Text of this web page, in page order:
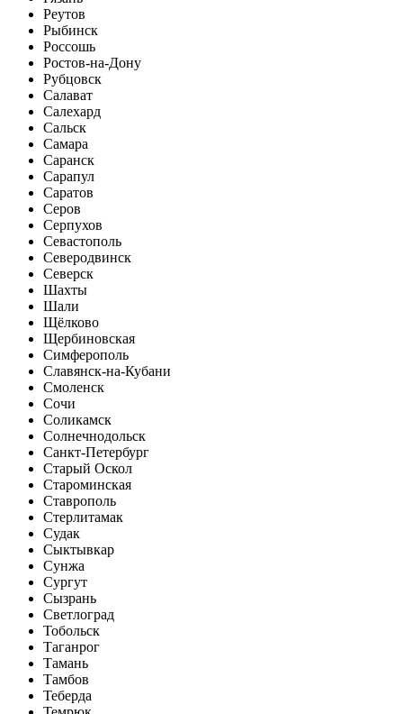
Реутов
Рыбинск
Россошь
Ростов-на-Дону
Рубцовск
Салават
Салехард
Сальск
Самара
Саранск
Сарапул
Саратов
Серов
Серпухов
Севастополь
Северодвинск
Северск
Шахты
Шали
Щёлково
Щербиновская
Симферополь
Славянск-на-Кубани
Смоленск
Сочи
Соликамск
Солнечнодольск
Санкт-Петербург
Старый Оскол
Староминская
Ставрополь
Стерлитамак
Судак
Сыктывкар
Сунжа
Сургут
Сызрань
Светлоград
Тобольск
Таганрог
Тамань
Тамбов
Теберда